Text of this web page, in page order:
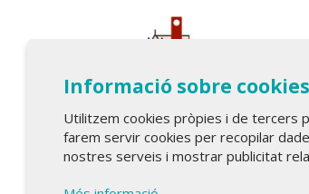
Informació sobre cookies
Utilitzem cookies pròpies i de tercers
farem servir cookies per recopilar
nostres serveis i mostrar publicitat